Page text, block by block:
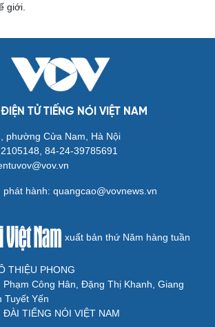
giới.
TỬ TIẾNG NÓI VIỆT NAM
phường Cửa Nam, Hà Nội
84-24-39785691
hành: quangcao@vovnews.vn
xuất bản thứ Năm hàng tuần
THIỆU PHONG
Phạm Công Hân, Đặng Thị Khanh, Giang
Tuyết Yến
TIẾNG NÓI VIỆT NAM